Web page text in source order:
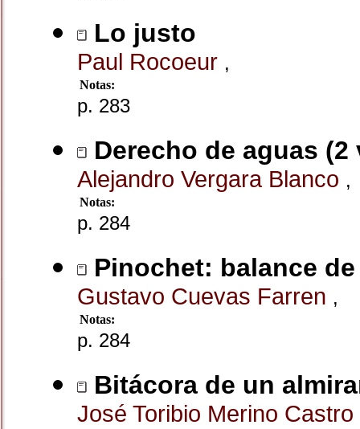
Lo justo
Paul Rocoeur ,
Notas:
p. 283
Derecho de aguas (2
Alejandro Vergara Blanco ,
Notas:
p. 284
Pinochet: balance
Gustavo Cuevas Farren ,
Notas:
p. 284
Bitácora de un
José Toribio Merino Castro